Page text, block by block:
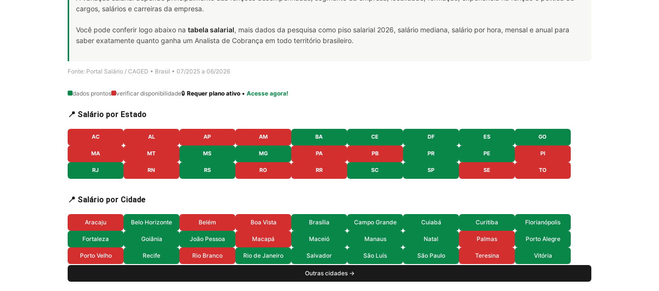
cargos, salários e carreiras da empresa.
Você pode conferir logo abaixo na tabela salarial, mais dados da pesquisa como piso salarial 2026, salário mediana, salário por hora, mensal e anual para
saber exatamente quanto ganha um Analista de Cobrança em todo território brasileiro.
Fonte: Portal Salário / CAGED • Brasil • 07/2025 a 06/2026
dados prontos verificar disponibilidade🔒 Requer plano ativo • Acesse agora!
📍 Salário por Estado
AC AL AP AM BA CE DF ES GO
MA MT MS MG PA PB PR PE PI
RJ RN RS RO RR SC SP SE TO
📍 Salário por Cidade
Aracaju Belo Horizonte Belém Boa Vista Brasília Campo Grande Cuiabá Curitiba Florianópolis
Fortaleza Goiânia João Pessoa Macapá Maceió Manaus Natal Palmas Porto Alegre
Porto Velho Recife Rio Branco Rio de Janeiro Salvador São Luís São Paulo Teresina Vitória
Outras cidades →